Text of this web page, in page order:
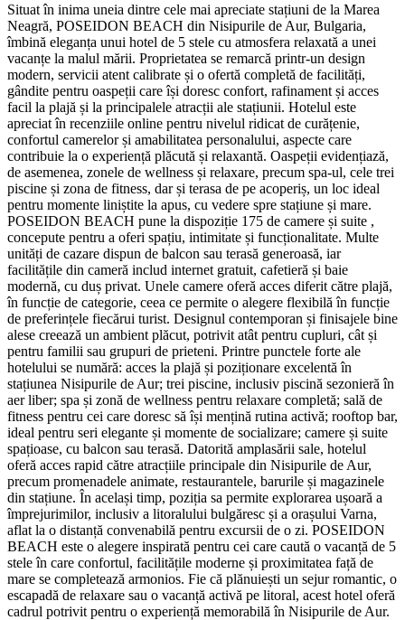
Situat în inima uneia dintre cele mai apreciate stațiuni de la Marea
Neagră, POSEIDON BEACH din Nisipurile de Aur, Bulgaria,
îmbină eleganța unui hotel de 5 stele cu atmosfera relaxată a unei
vacanțe la malul mării. Proprietatea se remarcă printr-un design
modern, servicii atent calibrate și o ofertă completă de facilități,
gândite pentru oaspeții care își doresc confort, rafinament și acces
facil la plajă și la principalele atracții ale stațiunii. Hotelul este
apreciat în recenziile online pentru nivelul ridicat de curățenie,
confortul camerelor și amabilitatea personalului, aspecte care
contribuie la o experiență plăcută și relaxantă. Oaspeții evidențiază,
de asemenea, zonele de wellness și relaxare, precum spa-ul, cele trei
piscine și zona de fitness, dar și terasa de pe acoperiș, un loc ideal
pentru momente liniștite la apus, cu vedere spre stațiune și mare.
POSEIDON BEACH pune la dispoziție 175 de camere și suite ,
concepute pentru a oferi spațiu, intimitate și funcționalitate. Multe
unități de cazare dispun de balcon sau terasă generoasă, iar
facilitățile din cameră includ internet gratuit, cafetieră și baie
modernă, cu duș privat. Unele camere oferă acces diferit către plajă,
în funcție de categorie, ceea ce permite o alegere flexibilă în funcție
de preferințele fiecărui turist. Designul contemporan și finisajele bine
alese creează un ambient plăcut, potrivit atât pentru cupluri, cât și
pentru familii sau grupuri de prieteni. Printre punctele forte ale
hotelului se numără: acces la plajă și poziționare excelentă în
stațiunea Nisipurile de Aur; trei piscine, inclusiv piscină sezonieră în
aer liber; spa și zonă de wellness pentru relaxare completă; sală de
fitness pentru cei care doresc să își mențină rutina activă; rooftop bar,
ideal pentru seri elegante și momente de socializare; camere și suite
spațioase, cu balcon sau terasă. Datorită amplasării sale, hotelul
oferă acces rapid către atracțiile principale din Nisipurile de Aur,
precum promenadele animate, restaurantele, barurile și magazinele
din stațiune. În același timp, poziția sa permite explorarea ușoară a
împrejurimilor, inclusiv a litoralului bulgăresc și a orașului Varna,
aflat la o distanță convenabilă pentru excursii de o zi. POSEIDON
BEACH este o alegere inspirată pentru cei care caută o vacanță de 5
stele în care confortul, facilitățile moderne și proximitatea față de
mare se completează armonios. Fie că plănuiești un sejur romantic, o
escapadă de relaxare sau o vacanță activă pe litoral, acest hotel oferă
cadrul potrivit pentru o experiență memorabilă în Nisipurile de Aur.